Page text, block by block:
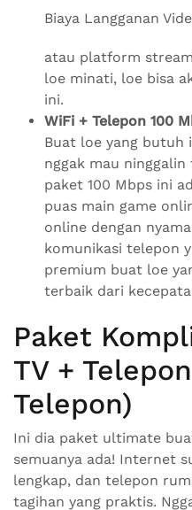
Biaya Langganan
atau platform
loe minati, loe bisa
ini.
WiFi + Telepon 100
Buat loe yang
nggak mau
paket 100 Mbps ini
puas main game
online dengan
komunikasi telepon
premium buat loe
terbaik dari
Paket
TV +
Telepon)
Ini dia paket ultimate
semuanya ada! Internet
lengkap, dan telepon
tagihan yang praktis.